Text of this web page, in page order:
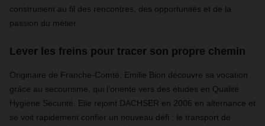
construisent au fil des rencontres, des opportunités et de la
passion du métier.
Lever les freins pour tracer son propre chemin
Originaire de Franche-Comté, Emilie Bion découvre sa vocation
grâce au secourisme, qui l’oriente vers des études en Qualité
Hygiène Sécurité. Elle rejoint DACHSER en 2006 en alternance et
se voit rapidement confier un nouveau défi : le transport de